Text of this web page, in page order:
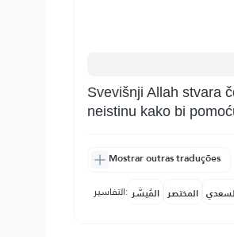
Svevišnji Allah stvara
neistinu kako bi
Mostrar outras traduções
التفاسير: المُيسَّر المختصر